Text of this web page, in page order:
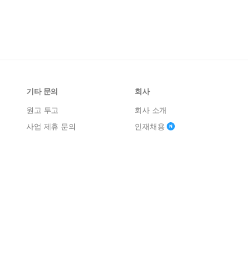
기타 문의
원고 투고
사업 제휴 문의
회사
회사 소개
인재채용